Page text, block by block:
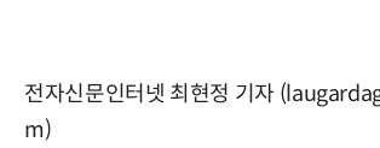
전자신문인터넷 최현정 기자
m)